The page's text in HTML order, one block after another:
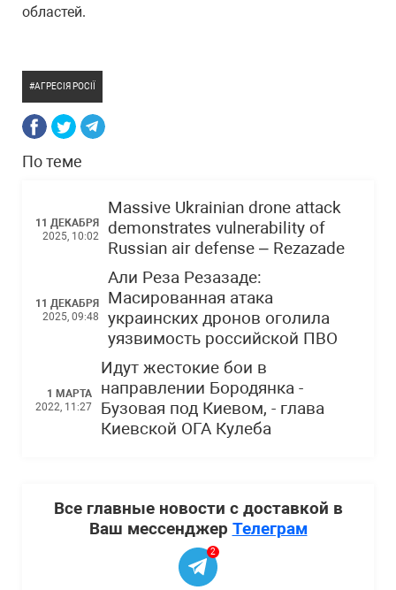
областей.
АГРЕСІЯ РОСІЇ
По теме
11 ДЕКАБРЯ
2025, 10:02
Massive Ukrainian drone attack
demonstrates vulnerability of
Russian air defense – Rezazade
11 ДЕКАБРЯ
2025, 09:48
Али Реза Резазаде:
Масированная атака
украинских дронов оголила
уязвимость российской ПВО
1 МАРТА
2022, 11:27
Идут жестокие бои в
направлении Бородянка -
Бузовая под Киевом, - глава
Киевской ОГА Кулеба
Все главные новости с доставкой в
Ваш мессенджер Телеграм
2